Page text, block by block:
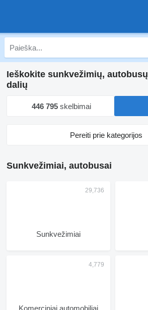
Ieškokite sunkvežimių,
dalių
446 795 skelbimai
Pereiti prie kategorijos
Sunkvežimiai, autobusai
Sunkvežimiai
Komerciniai automobiliai